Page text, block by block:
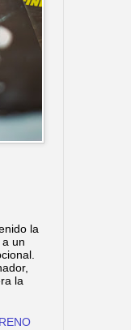
la
un
la